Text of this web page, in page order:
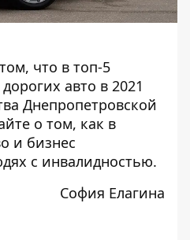
что в топ-5
авто в 2021
Днепропетровской
о том, как в
и бизнес
с инвалидностью.
София Елагина